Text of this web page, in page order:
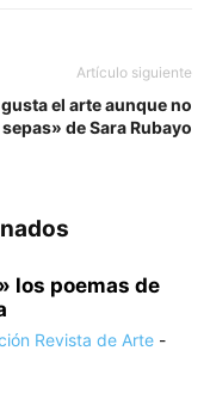
Artículo siguiente
gusta el arte aunque no
de Sara Rubayo
los poemas de
Revista de Arte -